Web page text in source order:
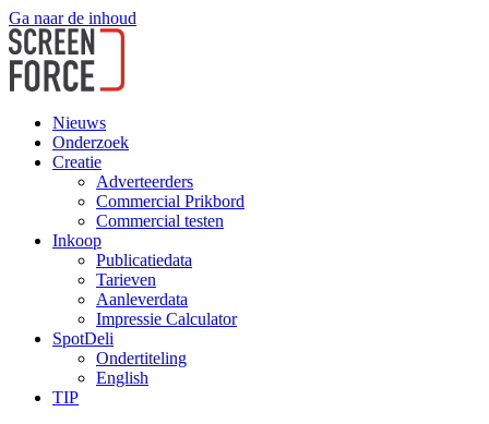
Ga naar de inhoud
Nieuws
Onderzoek
Creatie
Adverteerders
Commercial Prikbord
Commercial testen
Inkoop
Publicatiedata
Tarieven
Aanleverdata
Impressie Calculator
SpotDeli
Ondertiteling
English
TIP